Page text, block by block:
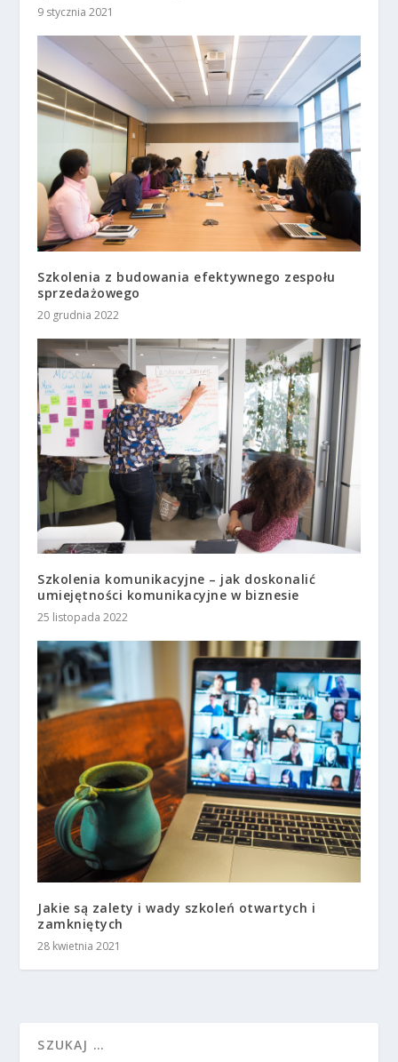
9 stycznia 2021
Szkolenia z budowania efektywnego zespołu
sprzedażowego
20 grudnia 2022
Szkolenia komunikacyjne – jak doskonalić
umiejętności komunikacyjne w biznesie
25 listopada 2022
Jakie są zalety i wady szkoleń otwartych i
zamkniętych
28 kwietnia 2021